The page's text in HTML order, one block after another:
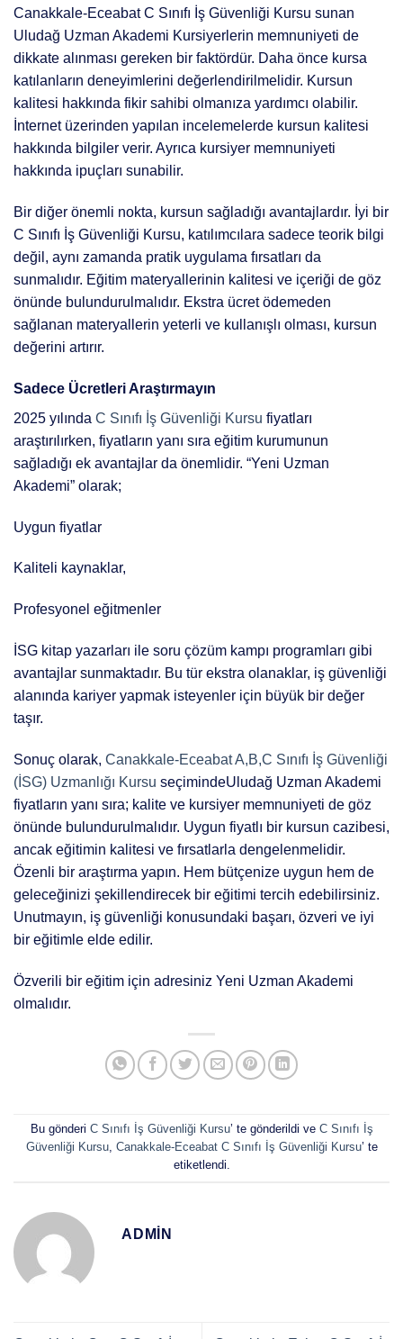
Canakkale-Eceabat C Sınıfı İş Güvenliği Kursu sunan
Uludağ Uzman Akademi Kursiyerlerin memnuniyeti de
dikkate alınması gereken bir faktördür. Daha önce kursa
katılanların deneyimlerini değerlendirilmelidir. Kursun
kalitesi hakkında fikir sahibi olmanıza yardımcı olabilir.
İnternet üzerinden yapılan incelemelerde kursun kalitesi
hakkında bilgiler verir. Ayrıca kursiyer memnuniyeti
hakkında ipuçları sunabilir.
Bir diğer önemli nokta, kursun sağladığı avantajlardır. İyi bir
C Sınıfı İş Güvenliği Kursu, katılımcılara sadece teorik bilgi
değil, aynı zamanda pratik uygulama fırsatları da
sunmalıdır. Eğitim materyallerinin kalitesi ve içeriği de göz
önünde bulundurulmalıdır. Ekstra ücret ödemeden
sağlanan materyallerin yeterli ve kullanışlı olması, kursun
değerini artırır.
Sadece Ücretleri Araştırmayın
2025 yılında C Sınıfı İş Güvenliği Kursu fiyatları
araştırılırken, fiyatların yanı sıra eğitim kurumunun
sağladığı ek avantajlar da önemlidir. “Yeni Uzman
Akademi” olarak;
Uygun fiyatlar
Kaliteli kaynaklar,
Profesyonel eğitmenler
İSG kitap yazarları ile soru çözüm kampı programları gibi
avantajlar sunmaktadır. Bu tür ekstra olanaklar, iş güvenliği
alanında kariyer yapmak isteyenler için büyük bir değer
taşır.
Sonuç olarak, Canakkale-Eceabat A,B,C Sınıfı İş Güvenliği
(İSG) Uzmanlığı Kursu seçimindeUludağ Uzman Akademi
fiyatların yanı sıra; kalite ve kursiyer memnuniyeti de göz
önünde bulundurulmalıdır. Uygun fiyatlı bir kursun cazibesi,
ancak eğitimin kalitesi ve fırsatlarla dengelenmelidir.
Özenli bir araştırma yapın. Hem bütçenize uygun hem de
geleceğinizi şekillendirecek bir eğitimi tercih edebilirsiniz.
Unutmayın, iş güvenliği konusundaki başarı, özveri ve iyi
bir eğitimle elde edilir.
Özverili bir eğitim için adresiniz Yeni Uzman Akademi
olmalıdır.
Bu gönderi C Sınıfı İş Güvenliği Kursu’ te gönderildi ve C Sınıfı İş
Güvenliği Kursu, Canakkale-Eceabat C Sınıfı İş Güvenliği Kursu’ te
etiketlendi.
ADMIN